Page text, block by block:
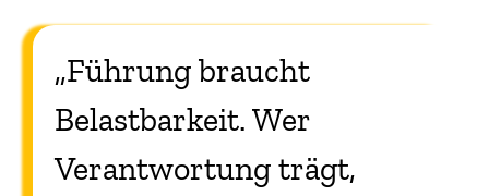
„Führung braucht
Belastbarkeit. Wer
Verantwortung trägt,